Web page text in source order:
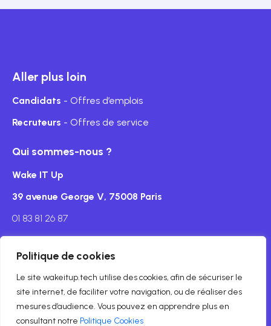
Politique de cookies
Le site wakeitup.tech utilise des cookies, afin de sécuriser le
site internet, de faciliter votre navigation, ou de réaliser des
mesures d’audience. Vous pouvez en apprendre plus en
consultant notre Politique Cookies
Aller plus loin
Candidats - Offres d’emplois
Recruteurs - Offres de service
Mentions légales
© Copyright wakeitup.tech 2024
Qui sommes-nous ?
Wake IT Up
39 avenue George V, 75008 Paris
01 83 81 26 87